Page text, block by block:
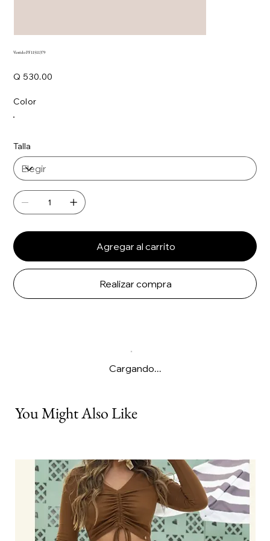
Vestido PF11511379
Q 530.00
Color
Talla
Agregar al carrito
Realizar compra
Cargando...
You Might Also Like